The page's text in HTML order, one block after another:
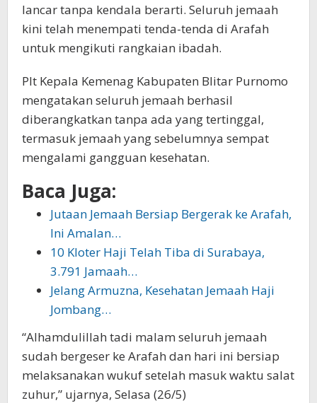
lancar tanpa kendala berarti. Seluruh jemaah
kini telah menempati tenda-tenda di Arafah
untuk mengikuti rangkaian ibadah.
Plt Kepala Kemenag Kabupaten Blitar Purnomo
mengatakan seluruh jemaah berhasil
diberangkatkan tanpa ada yang tertinggal,
termasuk jemaah yang sebelumnya sempat
mengalami gangguan kesehatan.
Baca Juga:
Jutaan Jemaah Bersiap Bergerak ke Arafah,
Ini Amalan…
10 Kloter Haji Telah Tiba di Surabaya,
3.791 Jamaah…
Jelang Armuzna, Kesehatan Jemaah Haji
Jombang…
“Alhamdulillah tadi malam seluruh jemaah
sudah bergeser ke Arafah dan hari ini bersiap
melaksanakan wukuf setelah masuk waktu salat
zuhur,” ujarnya, Selasa (26/5)